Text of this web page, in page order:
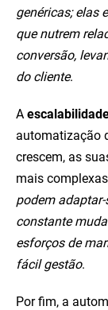
genéricas; elas
que nutrem
conversão,
do cliente.
A
automatização
crescem, as
mais
podem
constante
esforços de
fácil gestão.
Por fim, a